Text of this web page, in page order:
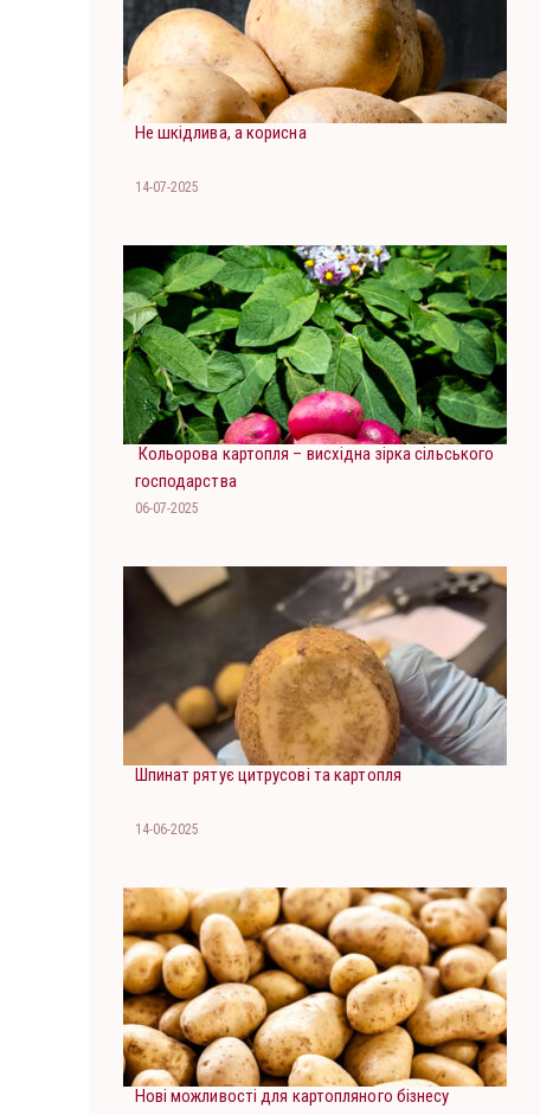
Не шкідлива, а корисна
14-07-2025
Кольорова картопля – висхідна зірка сільського
господарства
06-07-2025
Шпинат рятує цитрусові та картопля
14-06-2025
Нові можливості для картопляного бізнесу